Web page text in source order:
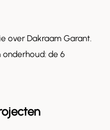
over Dakraam Garant.
de 6